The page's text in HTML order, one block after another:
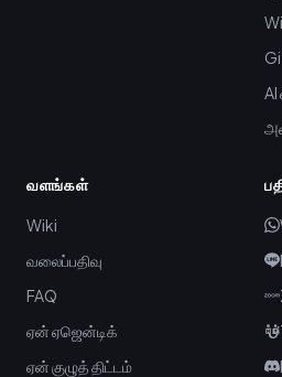
AI
வளங்கள்
Wiki
வலைப்பதிவு
FAQ
ஏன் ஏஜென்டிக்
ஏன் குழுத் திட்டம்